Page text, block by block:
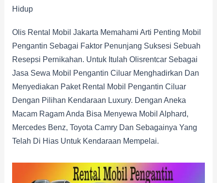
Hidup
Olis Rental Mobil Jakarta Memahami Arti Penting Mobil
Pengantin Sebagai Faktor Penunjang Suksesi Sebuah
Resepsi Pernikahan. Untuk Itulah Olisrentcar Sebagai
Jasa Sewa Mobil Pengantin Ciluar Menghadirkan Dan
Menyediakan Paket Rental Mobil Pengantin Ciluar
Dengan Pilihan Kendaraan Luxury. Dengan Aneka
Macam Ragam Anda Bisa Menyewa Mobil Alphard,
Mercedes Benz, Toyota Camry Dan Sebagainya Yang
Telah Di Hias Untuk Kendaraan Mempelai.